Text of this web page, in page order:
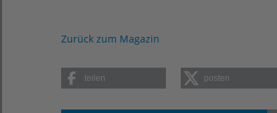
Zurück zum Magazin
teilen posten